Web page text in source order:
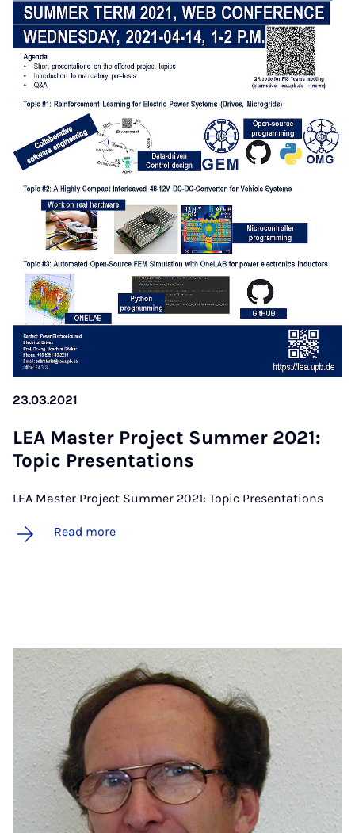
23.03.2021
LEA Mas­ter Pro­ject Sum­mer 2021:
Top­ic Present­a­tions
LEA Master Project Summer 2021: Topic Presentations
Read more